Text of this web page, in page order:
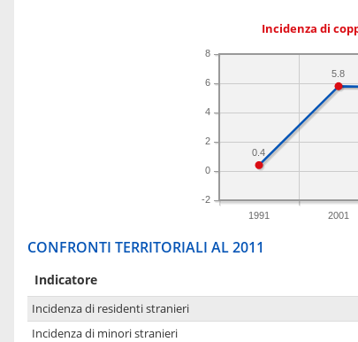
Incidenza di
1991 2001
-2
0
2
4
6
8
5.8
0.4
CONFRONTI TERRITORIALI AL 2011
Indicatore
Incidenza di residenti stranieri
Incidenza di minori stranieri